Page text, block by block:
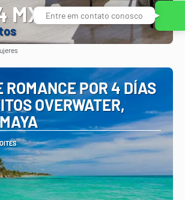
MXN
ROMANCE POR 4 DÍAS
OVERWATER,
Entre em contato conosco